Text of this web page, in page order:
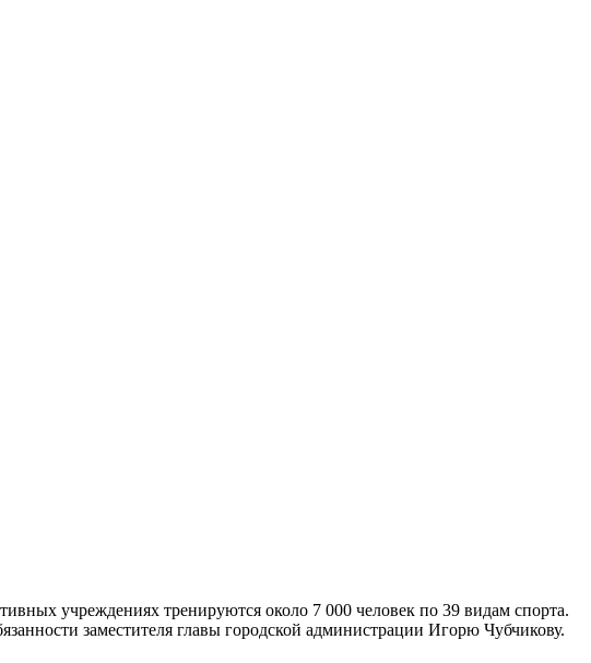
учреждениях тренируются около 7 000 человек по 39 видам спорта.
заместителя главы городской администрации Игорю Чубчикову.